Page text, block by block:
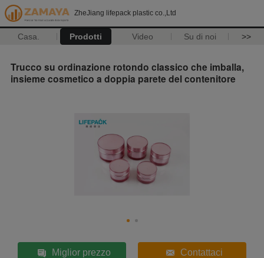
ZheJiang lifepack plastic co.,Ltd
Casa. Prodotti Video Su di noi >>
Trucco su ordinazione rotondo classico che imballa,
insieme cosmetico a doppia parete del contenitore
Miglior prezzo Contattaci